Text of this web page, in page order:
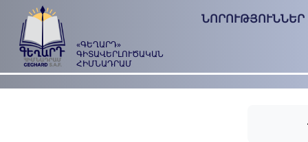
«ԳԵՂԱՐԴ»
ԳԻՏԱՎԵՐԼՈՒԾԱԿԱՆ
ՀԻՄՆԱԴՐԱՄ
ՆՈՐՈՒԹՅՈՒՆՆԵՐ